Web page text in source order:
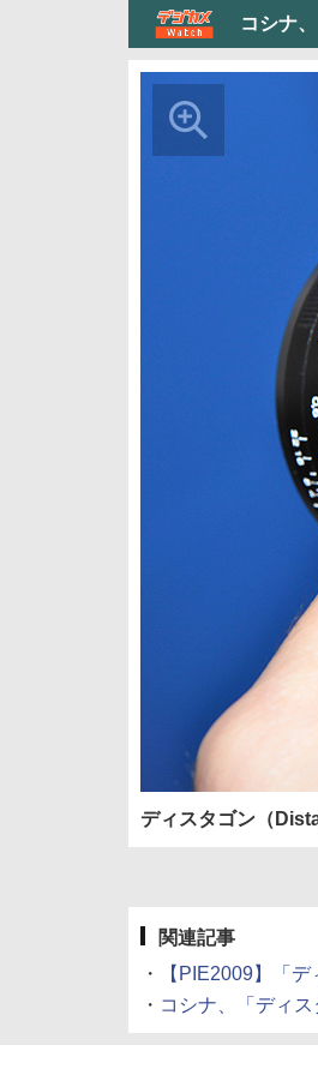
コシナ
ディスタゴン（
関連記事
・
【PIE2009】「
・ コシナ、「ディ